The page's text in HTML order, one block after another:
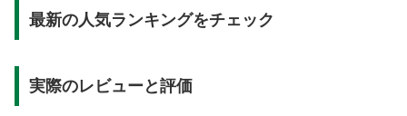
最新の人気ランキングをチェック
実際のレビューと評価